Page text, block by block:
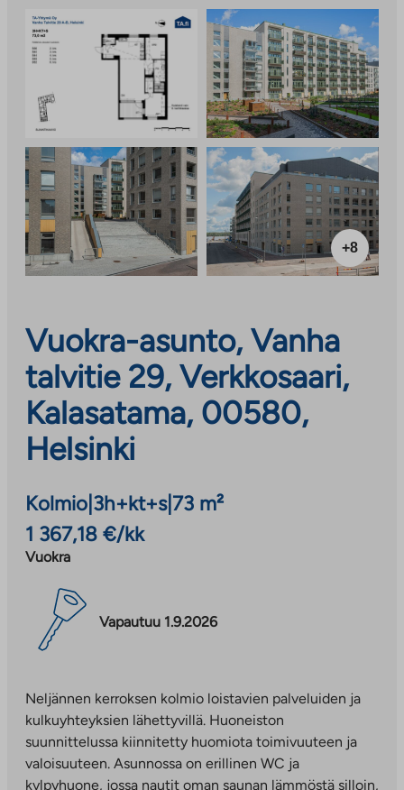
+8
Vuokra-asunto, Vanha
talvitie 29, Verkkosaari,
Kalasatama, 00580,
Helsinki
Kolmio 3h+kt+s| 73 m²
1 367,18 €/kk
Vuokra
Vapautuu 1.9.2026
Neljännen kerroksen kolmio loistavien palveluiden ja
kulkuyhteyksien lähettyvillä. Huoneiston
suunnittelussa kiinnitetty huomiota toimivuuteen ja
valoisuuteen. Asunnossa on erillinen WC ja
kylpyhuone, jossa nautit oman saunan lämmöstä silloin,